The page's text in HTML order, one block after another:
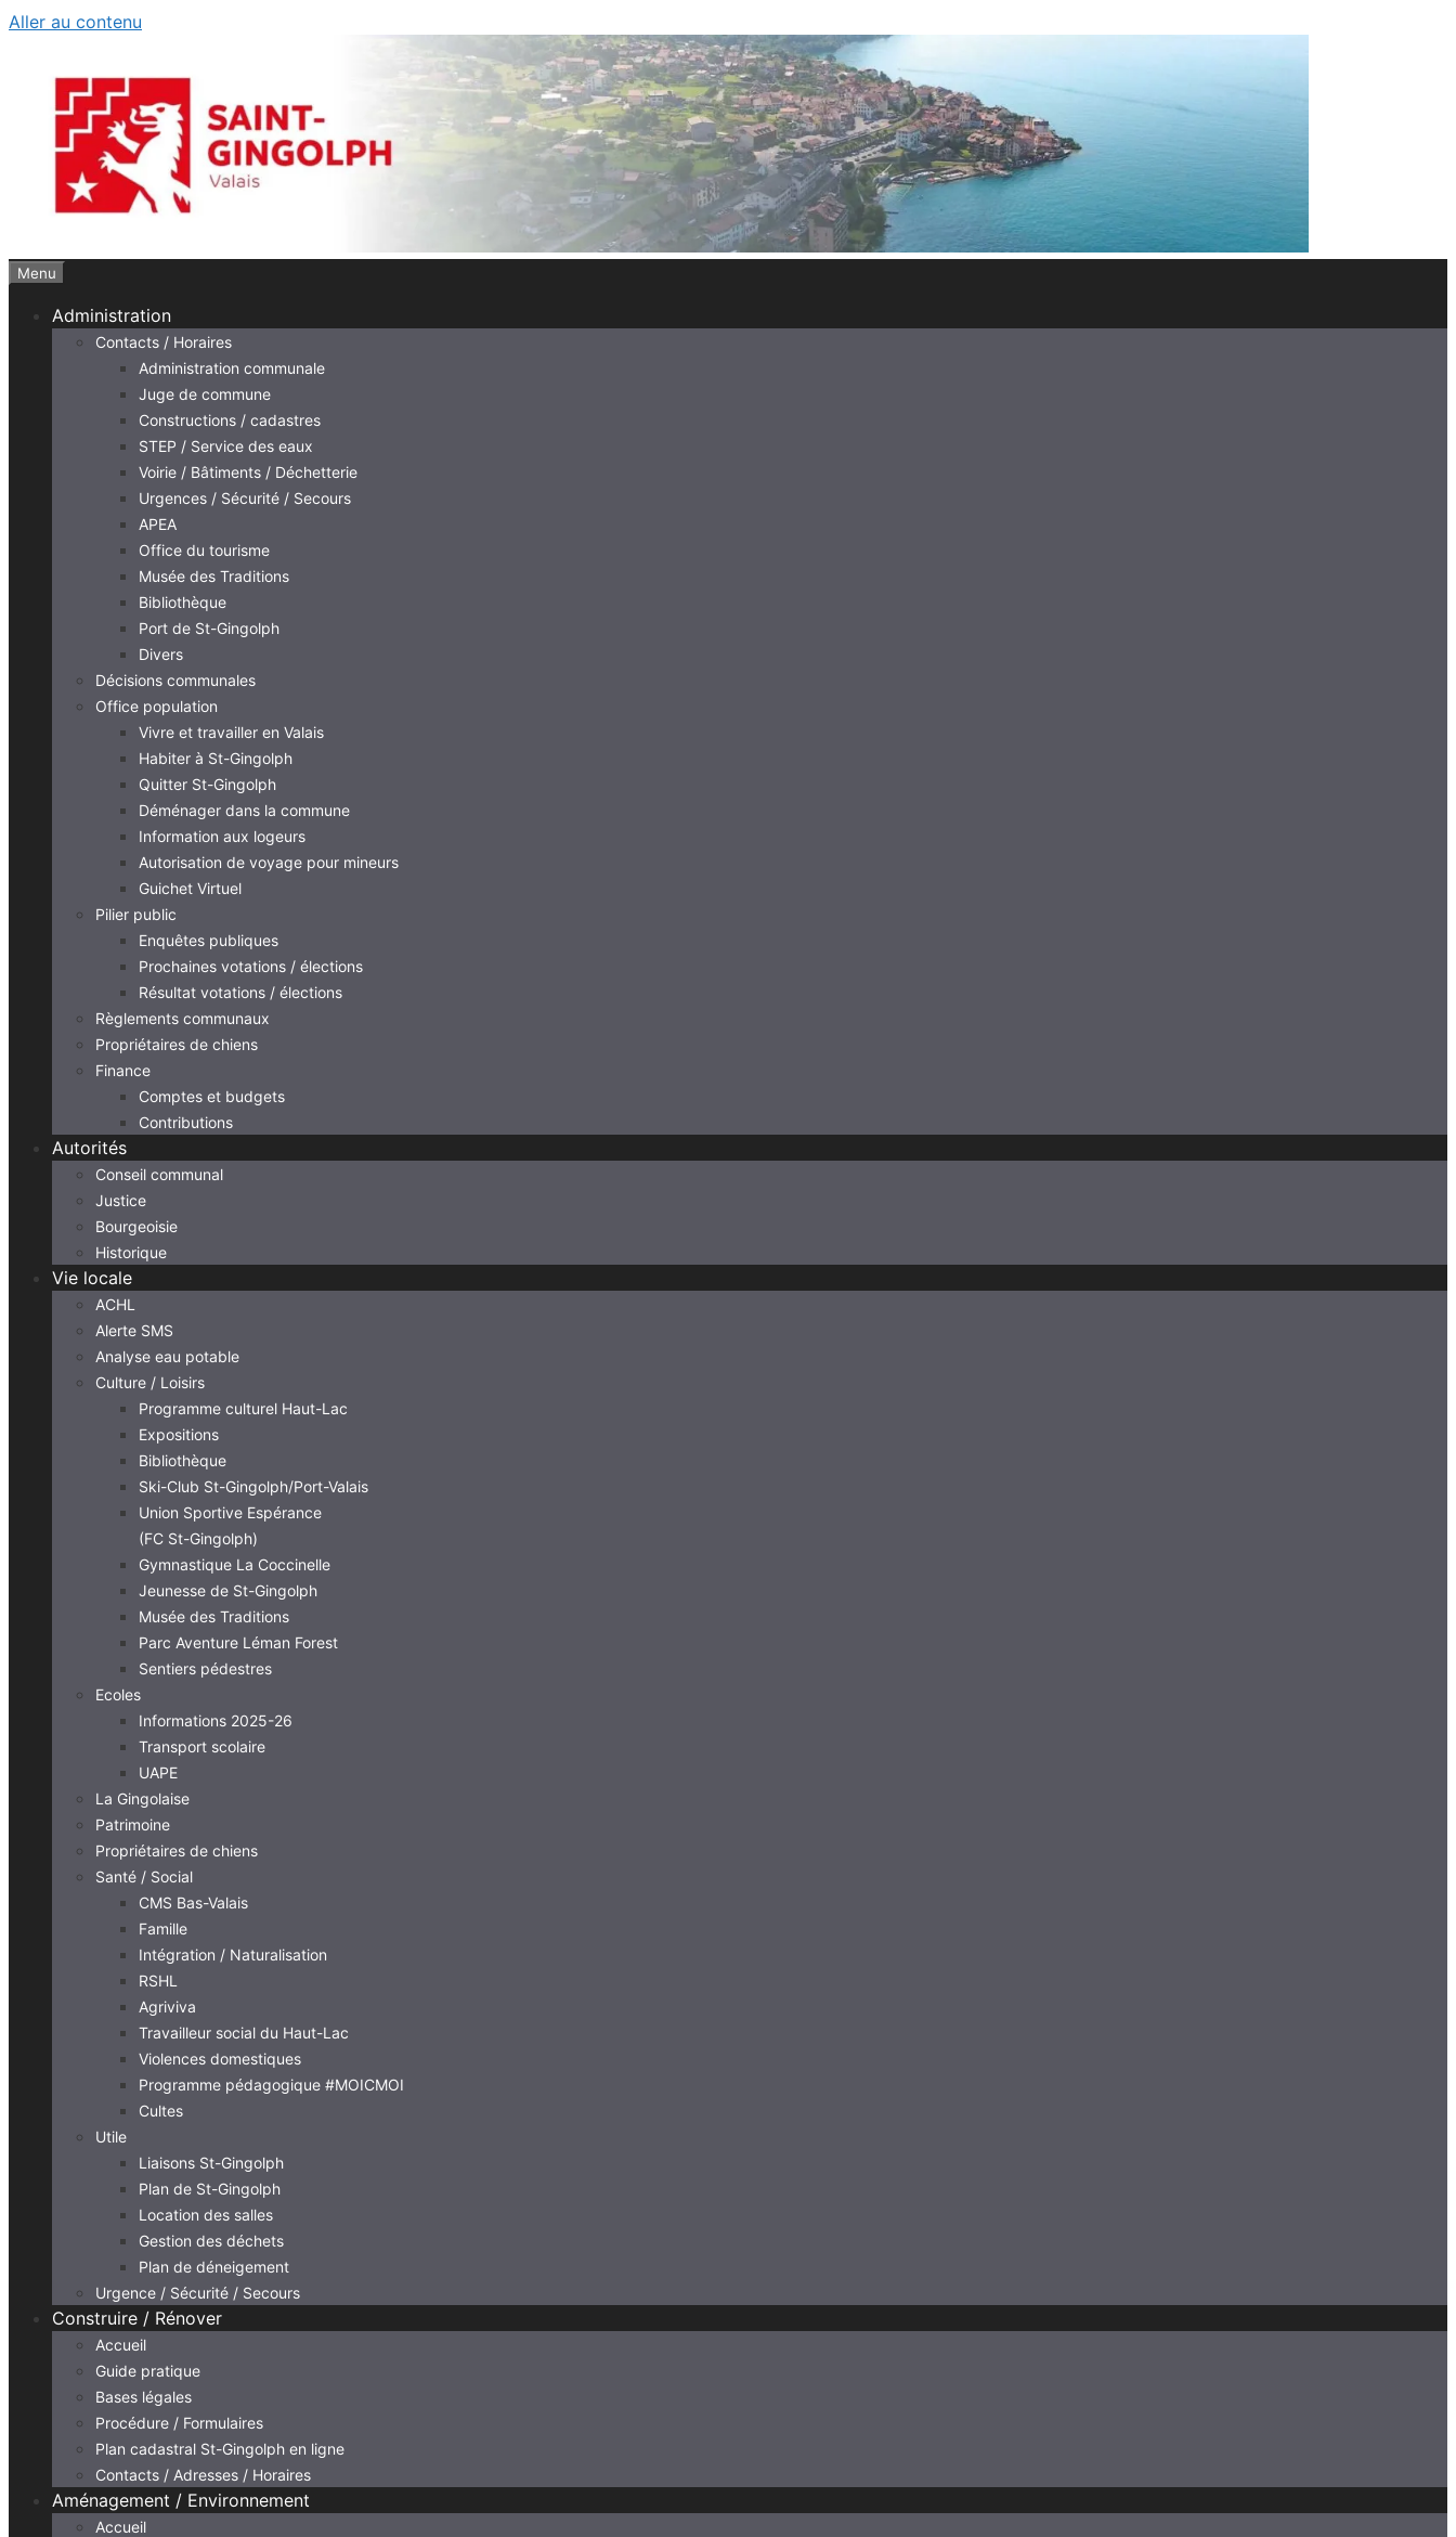
Aller au contenu
Menu
Administration
Contacts / Horaires
Administration communale
Juge de commune
Constructions / cadastres
STEP / Service des eaux
Voirie / Bâtiments / Déchetterie
Urgences / Sécurité / Secours
APEA
Office du tourisme
Musée des Traditions
Bibliothèque
Port de St-Gingolph
Divers
Décisions communales
Office population
Vivre et travailler en Valais
Habiter à St-Gingolph
Quitter St-Gingolph
Déménager dans la commune
Information aux logeurs
Autorisation de voyage pour mineurs
Guichet Virtuel
Pilier public
Enquêtes publiques
Prochaines votations / élections
Résultat votations / élections
Règlements communaux
Propriétaires de chiens
Finance
Comptes et budgets
Contributions
Autorités
Conseil communal
Justice
Bourgeoisie
Historique
Vie locale
ACHL
Alerte SMS
Analyse eau potable
Culture / Loisirs
Programme culturel Haut-Lac
Expositions
Bibliothèque
Ski-Club St-Gingolph/Port-Valais
Union Sportive Espérance
(FC St-Gingolph)
Gymnastique La Coccinelle
Jeunesse de St-Gingolph
Musée des Traditions
Parc Aventure Léman Forest
Sentiers pédestres
Ecoles
Informations 2025-26
Transport scolaire
UAPE
La Gingolaise
Patrimoine
Propriétaires de chiens
Santé / Social
CMS Bas-Valais
Famille
Intégration / Naturalisation
RSHL
Agriviva
Travailleur social du Haut-Lac
Violences domestiques
Programme pédagogique #MOICMOI
Cultes
Utile
Liaisons St-Gingolph
Plan de St-Gingolph
Location des salles
Gestion des déchets
Plan de déneigement
Urgence / Sécurité / Secours
Construire / Rénover
Accueil
Guide pratique
Bases légales
Procédure / Formulaires
Plan cadastral St-Gingolph en ligne
Contacts / Adresses / Horaires
Aménagement / Environnement
Accueil